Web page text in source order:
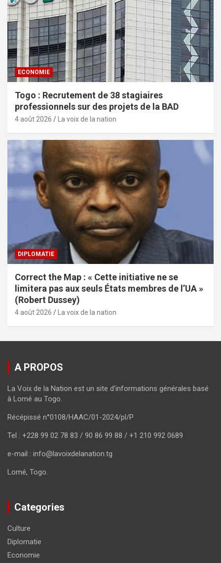
ECONOMIE
Togo : Recrutement de 38 stagiaires
professionnels sur des projets de la BAD
4 août 2026 La voix de la nation
DIPLOMATIE
Correct the Map : « Cette initiative ne se
limitera pas aux seuls États membres de l’UA »
(Robert Dussey)
4 août 2026 La voix de la nation
A PROPOS
La Voix de la Nation est un site d’informations générales basé
à Lomé au Togo.
Récépissé n°0108/HAAC/01-2024/pl/P
Tel : +228 99 02 78 83 / 90 86 99 88 / +1 210 992 0689
e-mail : info@lavoixdelanation.tg
Lomé, Togo.
Categories
Culture
Diplomatie
Economie